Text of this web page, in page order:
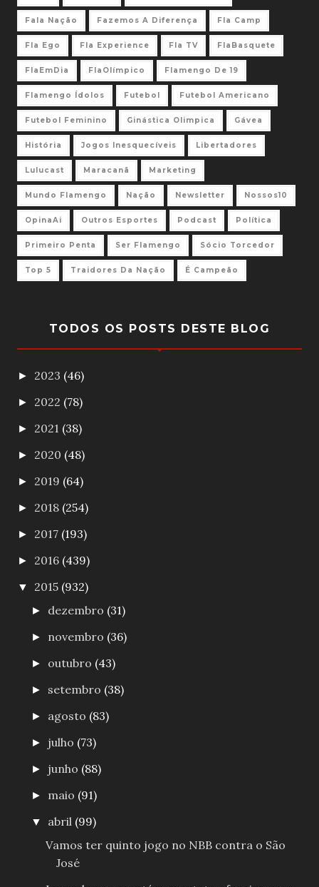
Fala Nação Fazemos A Diferença Fla Camp
Fla Ego Fla Experience Fla TV FlaBasquete
FlaEmDia FlaOlímpico Flamengo De 19
Flamengo Ídolos Futebol Futebol Americano
Futebol Feminino Ginástica Olimpica Gávea
História Jogos Inesquecíveis Libertadores
Lulucast Maracanã Marketing
Mundo Flamengo Nação Newsletter Nossos10
OpinaAi Outros Esportes Podcast Política
Primeiro Penta Ser Flamengo Sócio Torcedor
Top 5 Traidores Da Nação É Campeão
TODOS OS POSTS DESTE BLOG
► 2023 (46)
► 2022 (78)
► 2021 (38)
► 2020 (48)
► 2019 (64)
► 2018 (254)
► 2017 (193)
► 2016 (439)
▼ 2015 (932)
► dezembro (31)
► novembro (36)
► outubro (43)
► setembro (38)
► agosto (83)
► julho (73)
► junho (88)
► maio (91)
▼ abril (99)
Vamos ter quinto jogo no NBB contra o São
José